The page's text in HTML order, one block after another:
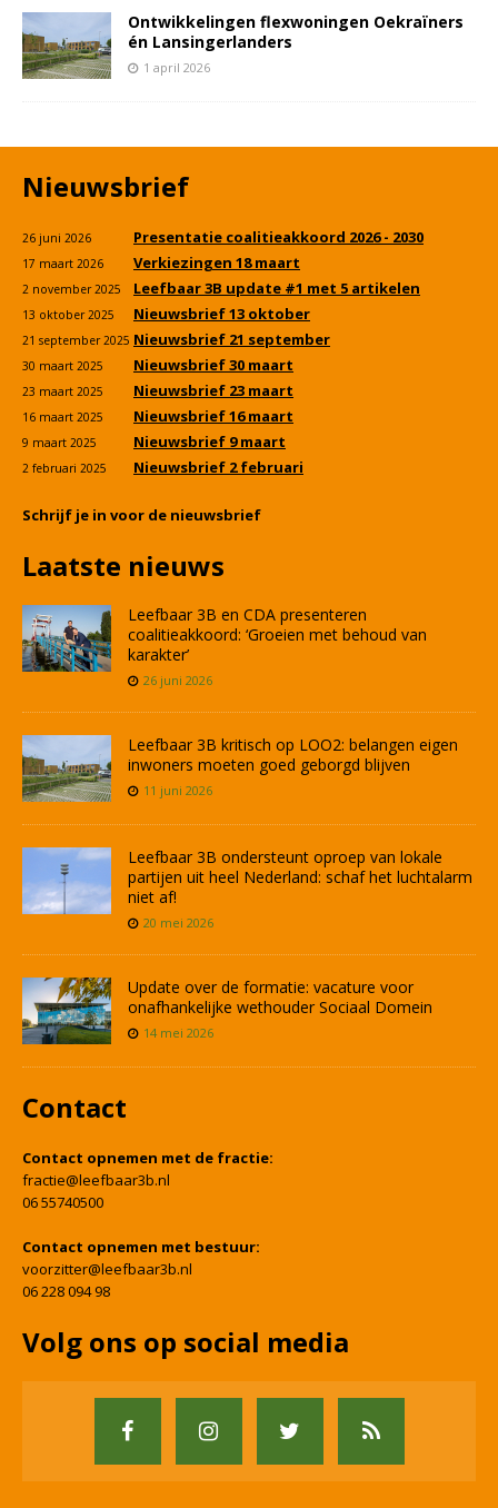
Ontwikkelingen flexwoningen Oekraïners
én Lansingerlanders
1 april 2026
Nieuwsbrief
26 juni 2026 Presentatie coalitieakkoord 2026 - 2030
17 maart 2026 Verkiezingen 18 maart
2 november 2025 Leefbaar 3B update #1 met 5 artikelen
13 oktober 2025 Nieuwsbrief 13 oktober
21 september 2025 Nieuwsbrief 21 september
30 maart 2025 Nieuwsbrief 30 maart
23 maart 2025 Nieuwsbrief 23 maart
16 maart 2025 Nieuwsbrief 16 maart
9 maart 2025 Nieuwsbrief 9 maart
2 februari 2025 Nieuwsbrief 2 februari
Schrijf je in voor de nieuwsbrief
Laatste nieuws
Leefbaar 3B en CDA presenteren
coalitieakkoord: ‘Groeien met behoud van
karakter’
26 juni 2026
Leefbaar 3B kritisch op LOO2: belangen eigen
inwoners moeten goed geborgd blijven
11 juni 2026
Leefbaar 3B ondersteunt oproep van lokale
partijen uit heel Nederland: schaf het luchtalarm
niet af!
20 mei 2026
Update over de formatie: vacature voor
onafhankelijke wethouder Sociaal Domein
14 mei 2026
Contact
Contact opnemen met de fractie:
fractie@leefbaar3b.nl
06 55740500
Contact opnemen met bestuur:
voorzitter@leefbaar3b.nl
06 228 094 98
Volg ons op social media